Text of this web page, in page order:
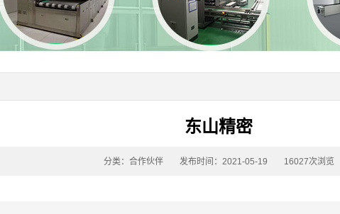
东山精密
分类：合作伙伴 发布时间：2021-05-19 16027次浏览